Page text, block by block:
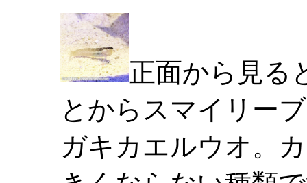
正面から見る
とからスマイリー
ガキカエルウオ。